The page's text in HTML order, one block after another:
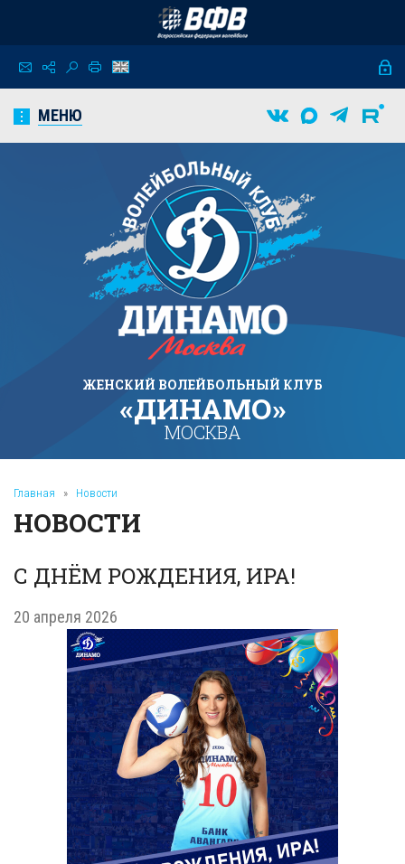
МЕНЮ
ЖЕНСКИЙ ВОЛЕЙБОЛЬНЫЙ КЛУБ
«ДИНАМО»
МОСКВА
Главная » Новости
НОВОСТИ
С ДНЁМ РОЖДЕНИЯ, ИРА!
20 апреля 2026